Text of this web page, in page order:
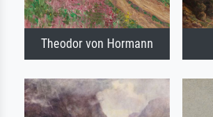
Theodor von Hormann